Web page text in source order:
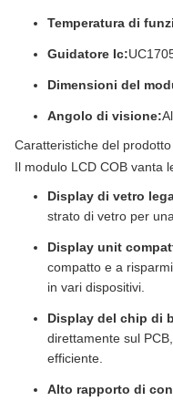
Temperatura di
Guidatore Ic:
Dimensioni del
Angolo di visione:
Caratteristiche del prodotto
Il modulo LCD COB vanta
Display di vetro
strato di vetro per
Display unit
compatto e a
in vari dispositivi.
Display del chip di
direttamente sul
efficiente.
Alto rapporto di